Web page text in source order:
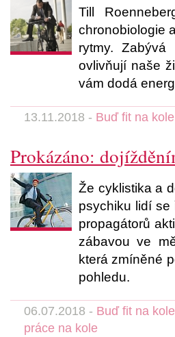
Till
chronobiologie
rytmy.
ovlivňují naše
vám dodá
13.11.2018 - Buď fit na kole
Prokázáno:
Že cyklistika a
psychiku lidí se
propagátorů
zábavou ve
která zmíněné
pohledu.
06.07.2018 - Buď fit na kole
práce na kole